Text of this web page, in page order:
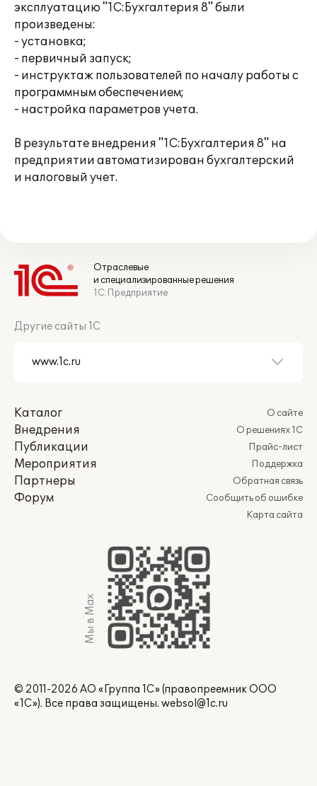
эксплуатацию "1C:Бухгалтерия 8" были
произведены:
- установка;
- первичный запуск;
- инструктаж пользователей по началу работы с
программным обеспечением;
- настройка параметров учета.
В результате внедрения "1C:Бухгалтерия 8" на
предприятии автоматизирован бухгалтерский
и налоговый учет.
Отраслевые
и специализированные решения
1С:Предприятие
Другие сайты 1С
Каталог
Внедрения
Публикации
Мероприятия
Партнеры
Форум
О сайте
О решениях 1С
Прайс-лист
Поддержка
Обратная связь
Сообщить об ошибке
Карта сайта
Мы в Max
© 2011-2026 АО «Группа 1С» (правопреемник ООО
«1С»). Все права защищены. websol@1c.ru